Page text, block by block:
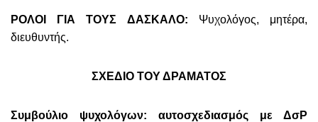
ΡΟΛΟΙ ΓΙΑ ΤΟΥΣ ΔΑΣΚΑΛΟ: Ψυχολόγος, μητέρα,
διευθυντής.
ΣΧΕΔΙΟ ΤΟΥ ΔΡΑΜΑΤΟΣ
Συμβούλιο ψυχολόγων: αυτοσχεδιασμός με ΔσΡ